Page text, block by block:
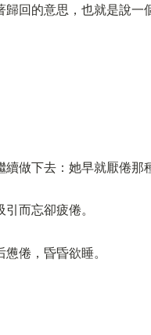
回的意思，也就是說一
做下去：她早就厭倦那
而忘卻疲倦。
倦，昏昏欲睡。